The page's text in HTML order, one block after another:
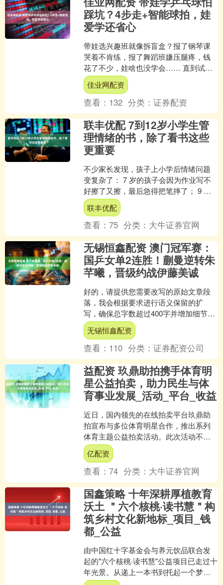
踩坑？4步走+智能球拍，娃
爱学还省心
带娃选兴趣班就像拆盲盒？报了钢琴课
哭着不肯练，报了舞蹈班嫌压腿疼，钱
花了不少，娃啥也没学会…… 直到试了
乒乓球，现在每天主动催我：“妈妈，今
天能去打球吗？” 作....
佳业网配资
查看： 132 分类：证券配资
联丰优配 7到12岁小学生管
理情绪的书，除了看书这些
更重要
不少家长发现，孩子上小学后情绪问题
变复杂了： 7 岁的孩子会因为作业写不
好擦了又擦，最后急得把笔摔了； 9 岁
的孩子被同学说了句坏话，就躲在房间
半天不出来； 1....
联丰优配
查看：75 分类： 大牛证券官网
无锡恒鑫配资 澳门冠军赛：
国乒女单2连胜！蒯曼逆转朱
芊曦，晋级约战伊藤美诚
好的，请提供您需要改写的原始文章段
落，我会根据要求进行语义保留的扩
写，确保总字数超过400字并增加细节描
述。以下是一个示例供您参考： 原始段
落： 公园里开满了鲜....
无锡恒鑫配资
查看： 110 分类：证券配资公司
益配资 玖鼎助拍携手体育明
星公益拍卖，助力民生与体
育事业发展_活动_平台_收益
近日，国内领先的在线拍卖平台玖鼎助
拍宣布与多位体育明星合作，推出系列
体育主题公益拍卖活动。此次活动不仅
聚焦体育纪念品和明星周边，更将部分
收益用于支持基层体育设施....
亿配资
查看：74 分类： 大牛证券官网
国鑫策略 十年深耕厚植教育
沃土 ＂六个核桃·读书慧＂构
筑乡村文化新地标_项目_钱
都_公益
由中国红十字基金会与养元饮品联合发
起的"六个核桃·读书慧"公益项目已走过十
年光景。从递上一本书到托起一个梦，